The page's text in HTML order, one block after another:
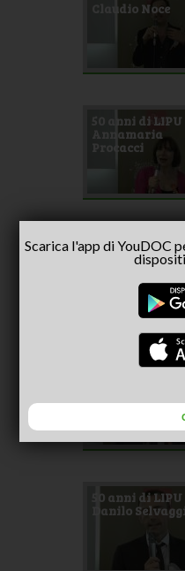
Claudio Noce
50 anni di LIPU
Annamaria
Procacci
50 anni di LIPU
Alberto Raponi
50 anni di
50 anni di LIPU
Danilo Selvaggi
Scarica l'app di YouDOC